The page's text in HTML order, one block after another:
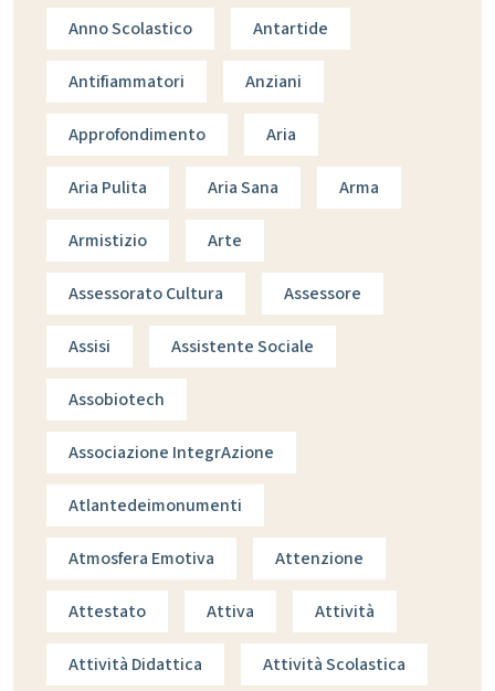
Anno Scolastico Antartide
Antifiammatori Anziani
Approfondimento Aria
Aria Pulita Aria Sana Arma
Armistizio Arte
Assessorato Cultura Assessore
Assisi Assistente Sociale
Assobiotech
Associazione IntegrAzione
Atlantedeimonumenti
Atmosfera Emotiva Attenzione
Attestato Attiva Attività
Attività Didattica Attività Scolastica